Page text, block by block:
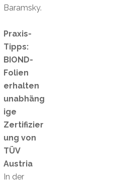
Baramsky.
Praxis-
Tipps:
BIOND-
Folien
erhalten
unabhäng
ige
Zertifizier
ung von
TÜV
Austria
In der